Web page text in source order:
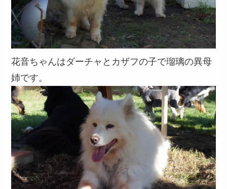
花音ちゃんはダーチャとカザフの子で瑠璃の異母
姉です。